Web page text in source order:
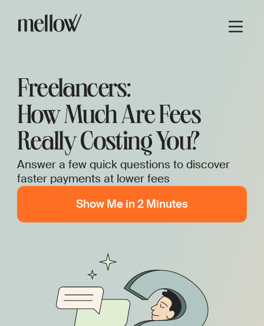
Freelancers:
How Much Are Fees
Really Costing You?
Answer a few quick questions to discover
faster payments at lower fees
Show Me in 2 Minutes